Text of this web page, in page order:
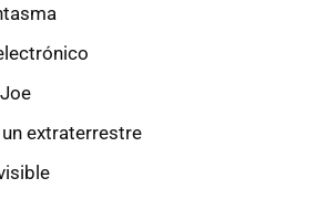
extraterrestre